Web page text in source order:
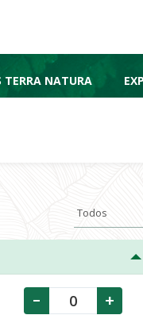
TERRA NATURA
- +